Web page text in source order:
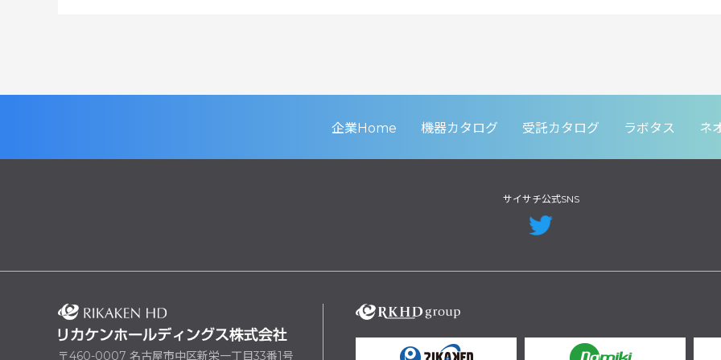
企業Home 機器カタログ 受託カタログ ラボタス ネ
サイサチ公式SNS
〒460-0007 名古屋市中区新栄一丁目33番1号